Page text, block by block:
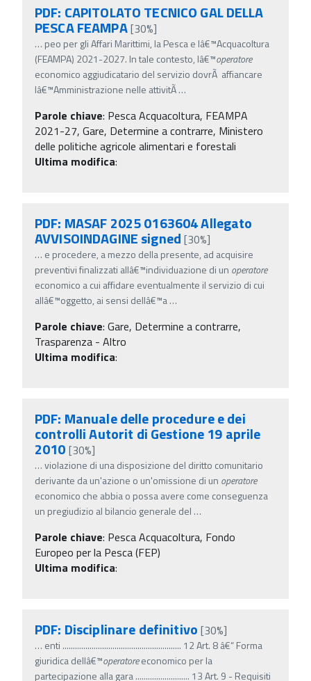
PDF: CAPITOLATO TECNICO GAL DELLA
PESCA FEAMPA[30%]
… peo per gli Affari Marittimi, la Pesca e lâ€™Acquacoltura
(FEAMPA) 2021-2027. In tale contesto, lâ€™operatore
economico aggiudicatario del servizio dovrÃ affiancare
lâ€™Amministrazione nelle attivitÃ…
Parole chiave: Pesca Acquacoltura, FEAMPA
2021-27, Gare, Determine a contrarre, Ministero
delle politiche agricole alimentari e forestali
Ultima modifica:
PDF: MASAF 2025 0163604 Allegato
AVVISOINDAGINE signed [30%]
… e procedere, a mezzo della presente, ad acquisire
preventivi finalizzati allâ€™individuazione di un operatore
economico a cui affidare eventualmente il servizio di cui
allâ€™oggetto, ai sensi dellâ€™a…
Parole chiave: Gare, Determine a contrarre,
Trasparenza - Altro
Ultima modifica:
PDF: Manuale delle procedure e dei
controlli Autorit di Gestione 19 aprile
2010 [30%]
…violazione di una disposizione del diritto comunitario
derivante da un'azione o un'omissione di un operatore
economico che abbia o possa avere come conseguenza
un pregiudizio al bilancio generale del …
Parole chiave: Pesca Acquacoltura, Fondo
Europeo per la Pesca (FEP)
Ultima modifica:
PDF: Disciplinare definitivo [30%]
… enti ......................................................... 12 Art. 8 â€“ Forma
giuridica dellâ€™operatoreeconomico per la
partecipazione alla gara .......................... 13 Art. 9 - Requisiti